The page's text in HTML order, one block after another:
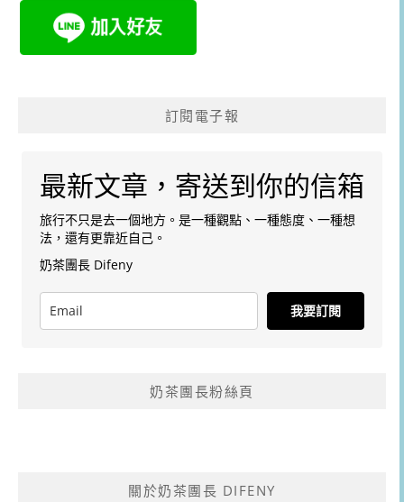
訂閱電子報
最新文章，寄送到你的信箱
旅行不只是去一個地方。是一種觀點、一種態度、一種想
法，還有更靠近自己。
奶茶團長 Difeny
我要訂閱
奶茶團長粉絲頁
關於奶茶團長 DIFENY